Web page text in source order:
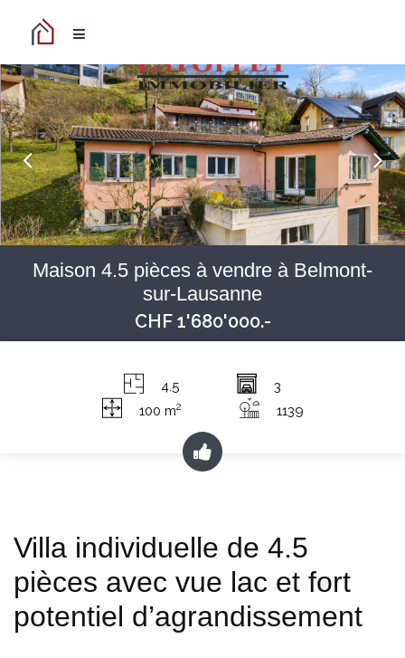
Maison 4.5 pièces à vendre à Belmont-
sur-Lausanne
CHF 1'680'000.-
4.5
3
100 m2 1139
Villa individuelle de 4.5
pièces avec vue lac et fort
potentiel d’agrandissement